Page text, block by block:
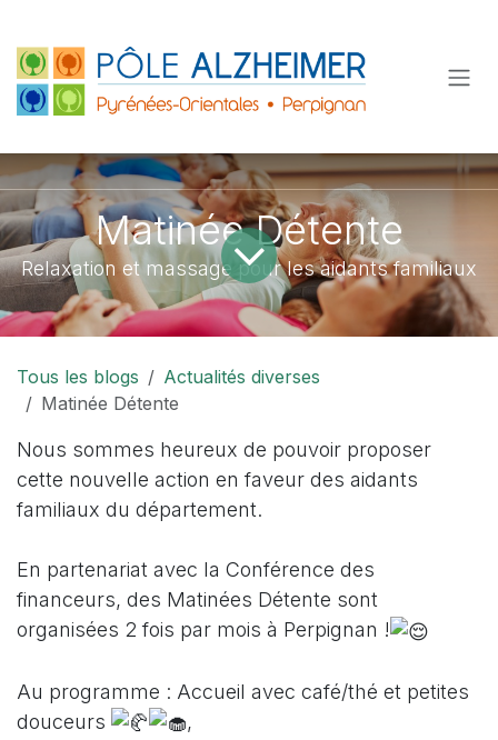
Matinée Détente
Relaxation et massage pour les aidants familiaux
Tous les blogs
Actualités diverses
Matinée Détente
Nous sommes heureux de pouvoir proposer
cette nouvelle action en faveur des aidants
familiaux du département.
En partenariat avec la Conférence des
financeurs, des Matinées Détente sont
organisées 2 fois par mois à Perpignan !
Au programme : Accueil avec café/thé et petites
douceurs
,